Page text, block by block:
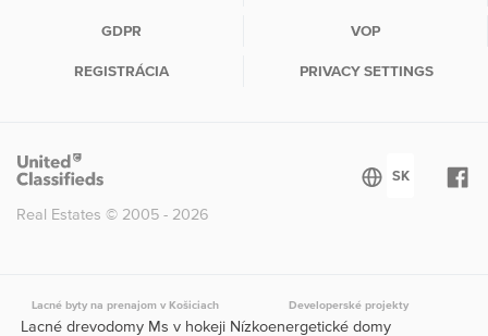
GDPR VOP
REGISTRÁCIA PRIVACY SETTINGS
Real Estates © 2005 - 2026
Lacné byty na prenajom v Košiciach Developerské projekty
Lacné drevodomy Ms v hokeji Nízkoenergetické domy